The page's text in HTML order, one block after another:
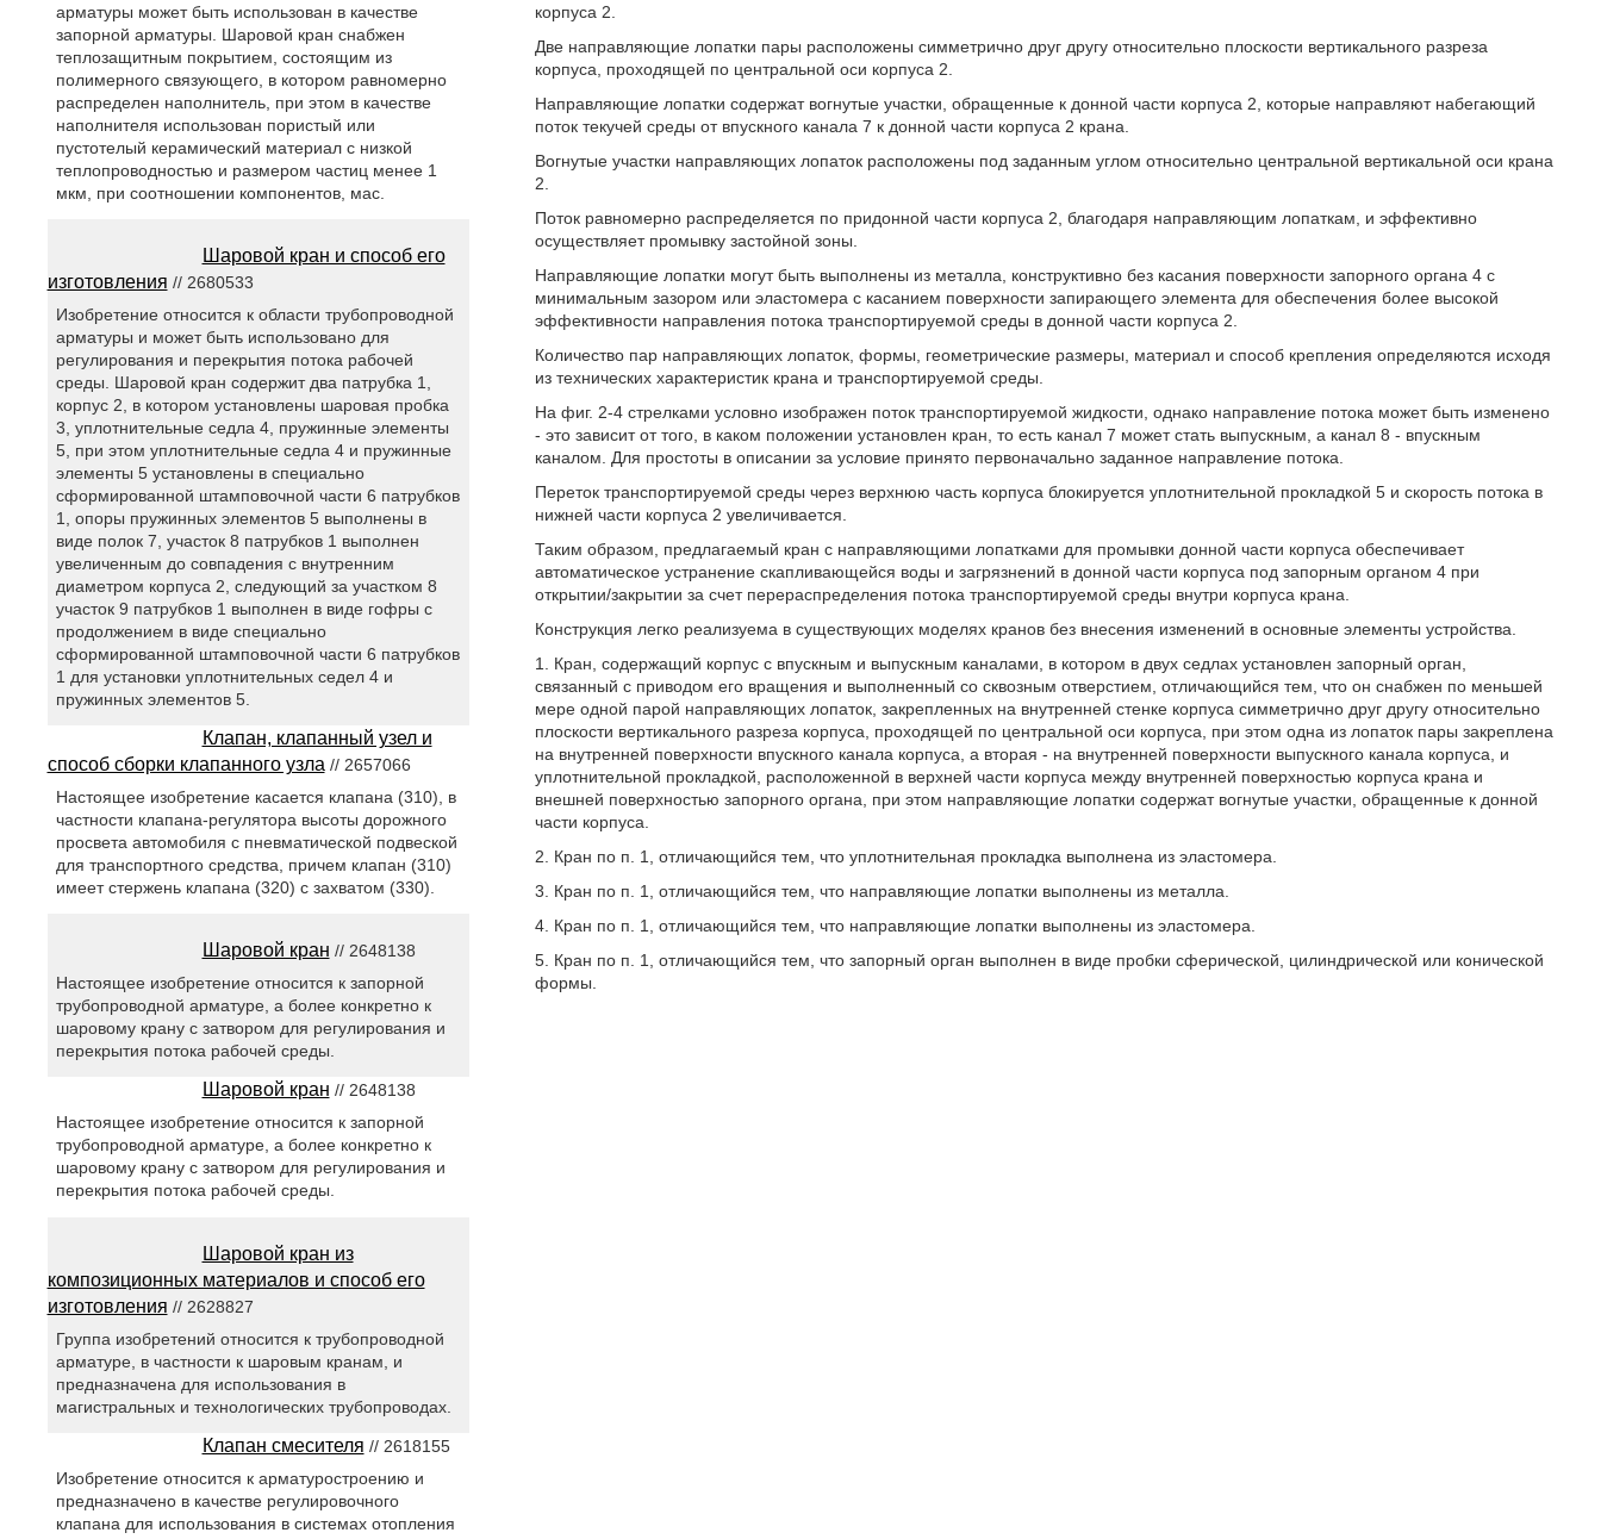
корпуса 2.
Две направляющие лопатки пары расположены симметрично друг другу относительно плоскости вертикального разреза
корпуса, проходящей по центральной оси корпуса 2.
Направляющие лопатки содержат вогнутые участки, обращенные к донной части корпуса 2, которые направляют набегающий
поток текучей среды от впускного канала 7 к донной части корпуса 2 крана.
Вогнутые участки направляющих лопаток расположены под заданным углом относительно центральной вертикальной оси крана
2.
Поток равномерно распределяется по придонной части корпуса 2, благодаря направляющим лопаткам, и эффективно
осуществляет промывку застойной зоны.
Направляющие лопатки могут быть выполнены из металла, конструктивно без касания поверхности запорного органа 4 с
минимальным зазором или эластомера с касанием поверхности запирающего элемента для обеспечения более высокой
эффективности направления потока транспортируемой среды в донной части корпуса 2.
Количество пар направляющих лопаток, формы, геометрические размеры, материал и способ крепления определяются исходя
из технических характеристик крана и транспортируемой среды.
На фиг. 2-4 стрелками условно изображен поток транспортируемой жидкости, однако направление потока может быть изменено
- это зависит от того, в каком положении установлен кран, то есть канал 7 может стать выпускным, а канал 8 - впускным
каналом. Для простоты в описании за условие принято первоначально заданное направление потока.
Переток транспортируемой среды через верхнюю часть корпуса блокируется уплотнительной прокладкой 5 и скорость потока в
нижней части корпуса 2 увеличивается.
Таким образом, предлагаемый кран с направляющими лопатками для промывки донной части корпуса обеспечивает
автоматическое устранение скапливающейся воды и загрязнений в донной части корпуса под запорным органом 4 при
открытии/закрытии за счет перераспределения потока транспортируемой среды внутри корпуса крана.
Конструкция легко реализуема в существующих моделях кранов без внесения изменений в основные элементы устройства.
1. Кран, содержащий корпус с впускным и выпускным каналами, в котором в двух седлах установлен запорный орган,
связанный с приводом его вращения и выполненный со сквозным отверстием, отличающийся тем, что он снабжен по меньшей
мере одной парой направляющих лопаток, закрепленных на внутренней стенке корпуса симметрично друг другу относительно
плоскости вертикального разреза корпуса, проходящей по центральной оси корпуса, при этом одна из лопаток пары закреплена
на внутренней поверхности впускного канала корпуса, а вторая - на внутренней поверхности выпускного канала корпуса, и
уплотнительной прокладкой, расположенной в верхней части корпуса между внутренней поверхностью корпуса крана и
внешней поверхностью запорного органа, при этом направляющие лопатки содержат вогнутые участки, обращенные к донной
части корпуса.
2. Кран по п. 1, отличающийся тем, что уплотнительная прокладка выполнена из эластомера.
3. Кран по п. 1, отличающийся тем, что направляющие лопатки выполнены из металла.
4. Кран по п. 1, отличающийся тем, что направляющие лопатки выполнены из эластомера.
5. Кран по п. 1, отличающийся тем, что запорный орган выполнен в виде пробки сферической, цилиндрической или конической
формы.
арматуры может быть использован в качестве
запорной арматуры. Шаровой кран снабжен
теплозащитным покрытием, состоящим из
полимерного связующего, в котором равномерно
распределен наполнитель, при этом в качестве
наполнителя использован пористый или
пустотелый керамический материал с низкой
теплопроводностью и размером частиц менее 1
мкм, при соотношении компонентов, мас.
Шаровой кран и способ его
изготовления // 2680533
Изобретение относится к области трубопроводной
арматуры и может быть использовано для
регулирования и перекрытия потока рабочей
среды. Шаровой кран содержит два патрубка 1,
корпус 2, в котором установлены шаровая пробка
3, уплотнительные седла 4, пружинные элементы
5, при этом уплотнительные седла 4 и пружинные
элементы 5 установлены в специально
сформированной штамповочной части 6 патрубков
1, опоры пружинных элементов 5 выполнены в
виде полок 7, участок 8 патрубков 1 выполнен
увеличенным до совпадения с внутренним
диаметром корпуса 2, следующий за участком 8
участок 9 патрубков 1 выполнен в виде гофры с
продолжением в виде специально
сформированной штамповочной части 6 патрубков
1 для установки уплотнительных седел 4 и
пружинных элементов 5.
Клапан, клапанный узел и
способ сборки клапанного узла // 2657066
Настоящее изобретение касается клапана (310), в
частности клапана-регулятора высоты дорожного
просвета автомобиля с пневматической подвеской
для транспортного средства, причем клапан (310)
имеет стержень клапана (320) с захватом (330).
Шаровой кран // 2648138
Настоящее изобретение относится к запорной
трубопроводной арматуре, а более конкретно к
шаровому крану с затвором для регулирования и
перекрытия потока рабочей среды.
Шаровой кран // 2648138
Настоящее изобретение относится к запорной
трубопроводной арматуре, а более конкретно к
шаровому крану с затвором для регулирования и
перекрытия потока рабочей среды.
Шаровой кран из
композиционных материалов и способ его
изготовления // 2628827
Группа изобретений относится к трубопроводной
арматуре, в частности к шаровым кранам, и
предназначена для использования в
магистральных и технологических трубопроводах.
Клапан смесителя // 2618155
Изобретение относится к арматуростроению и
предназначено в качестве регулировочного
клапана для использования в системах отопления